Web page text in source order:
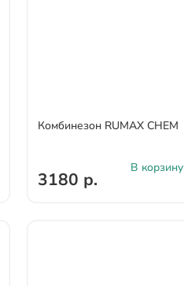
Комбинезон RUMAX CHEM
3180 р.
В корзину